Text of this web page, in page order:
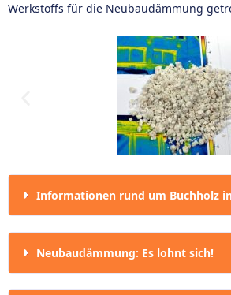
Werkstoffs für die Neubaudämmung
Informationen rund um Buchholz
Neubaudämmung: Es lohnt sich!